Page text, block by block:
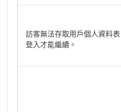
訪客無法存取用戶個人資料
登入才能繼續。